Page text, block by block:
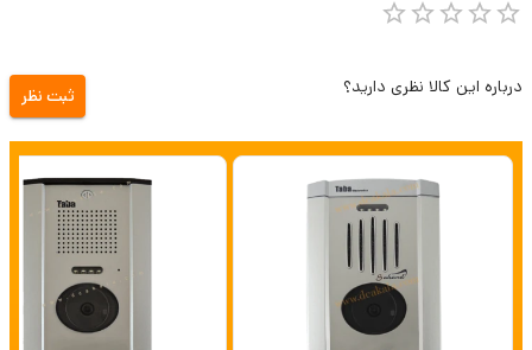
درباره این کالا نظری دارید؟ ثبت نظر